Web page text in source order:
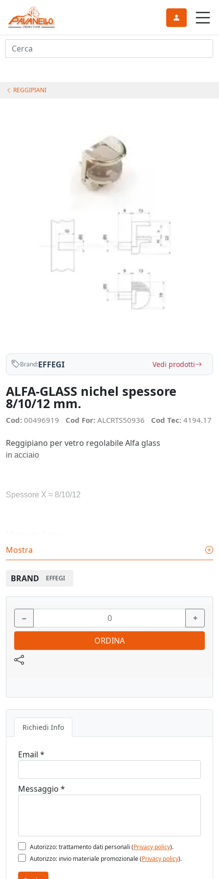
Cerca
REGGIPIANI
Brand:EFFEGI Vedi prodotti
ALFA-GLASS nichel spessore
8/10/12 mm.
Cod: 00496919 Cod For: ALCRTS50936 Cod Tec: 4194.17
Reggipiano per vetro regolabile Alfa glass
in acciaio
Spessore X = 8/10/12
Finiture: nichel
Vedi pagina catalogo
Mostra
BRAND EFFEGI
− +
ORDINA
Richiedi Info
Email *
Messaggio *
Autorizzo: trattamento dati personali (Privacy policy).
Autorizzo: invio materiale promozionale (Privacy policy).